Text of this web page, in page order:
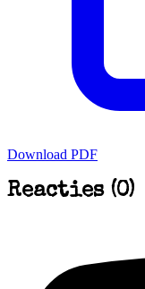
Download PDF
Reacties (0)